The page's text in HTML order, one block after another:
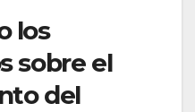
los
sobre el
del